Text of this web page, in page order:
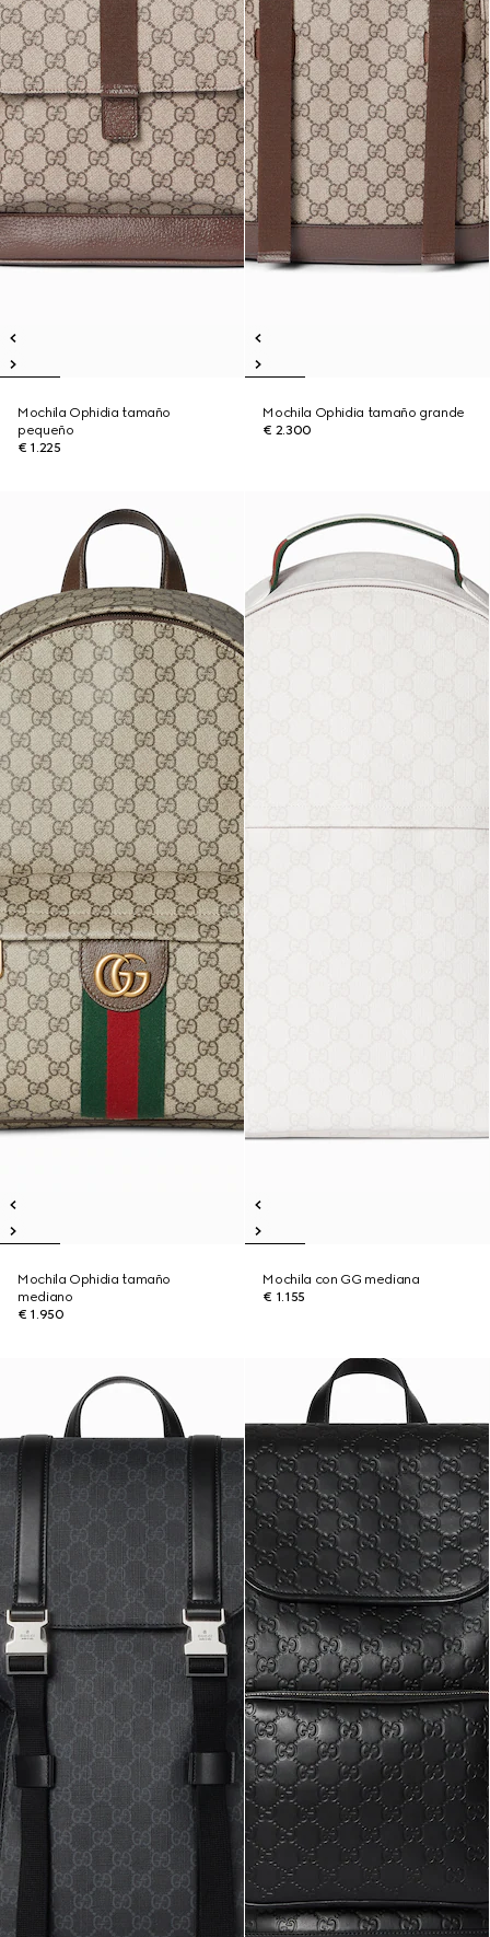
Mochila Ophidia tamaño
pequeño
€ 1.225
Mochila Ophidia tamaño grande
€ 2.300
Mochila Ophidia tamaño
mediano
€ 1.950
Mochila con GG mediana
€ 1.155